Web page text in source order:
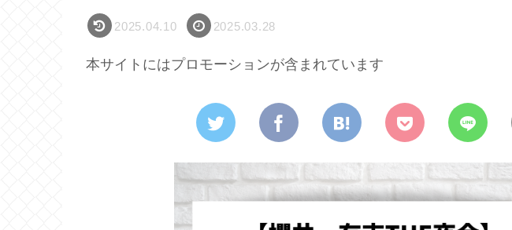
2025.04.10 2025.03.28
本サイトにはプロモーションが含まれています